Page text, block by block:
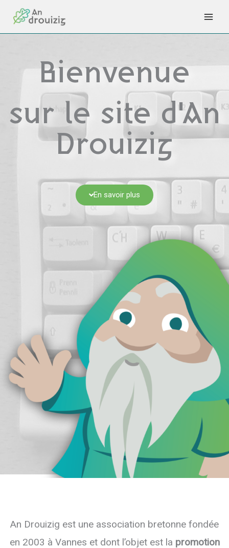
Bienvenue
sur le site d'An
Drouizig
En savoir plus
An Drouizig est une association bretonne fondée
en 2003 à Vannes et dont l’objet est la promotion